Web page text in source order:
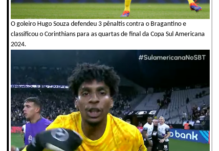
O goleiro Hugo Souza defendeu 3 pênaltis contra o Bragantino e
classificou o Corinthians para as quartas de final da Copa Sul Americana
2024.